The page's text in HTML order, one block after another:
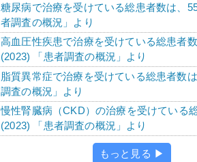
糖尿病で治療を受けている総患者数は
者調査の概況」より
高血圧性疾患で治療を受けている総患者
(2023) 「患者調査の概況」より
脂質異常症で治療を受けている総患者数
調査の概況」より
慢性腎臓病（CKD）の治療を受けてい
(2023) 「患者調査の概況」より
もっと見る ▶